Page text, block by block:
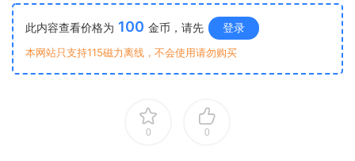
此内容查看价格为 100 金币，请先 登录
本网站只支持115磁力离线，不会使用请勿购买
0 0